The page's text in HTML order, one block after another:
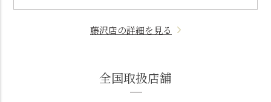
藤沢店の詳細を見る
全国取扱店舗